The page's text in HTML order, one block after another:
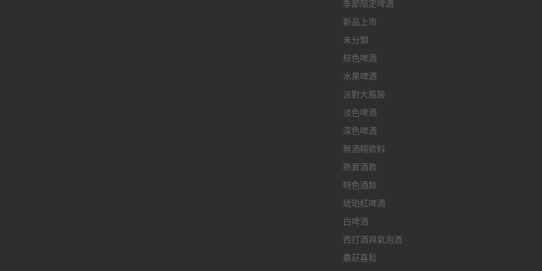
季節限定啤酒
新品上市
未分類
棕色啤酒
水果啤酒
派對大瓶裝
淡色啤酒
深色啤酒
無酒精飲料
熱賣酒款
特色酒款
琥珀紅啤酒
白啤酒
西打酒與氣泡酒
農莊喜鬆